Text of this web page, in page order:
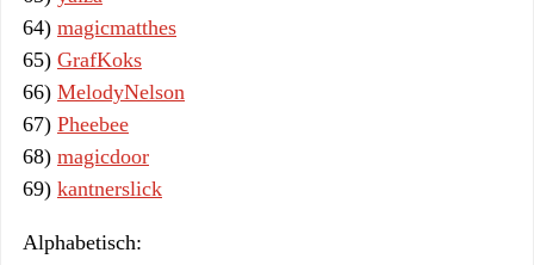
64) magicmatthes
65) GrafKoks
66) MelodyNelson
67) Pheebee
68) magicdoor
69) kantnerslick
Alphabetisch: